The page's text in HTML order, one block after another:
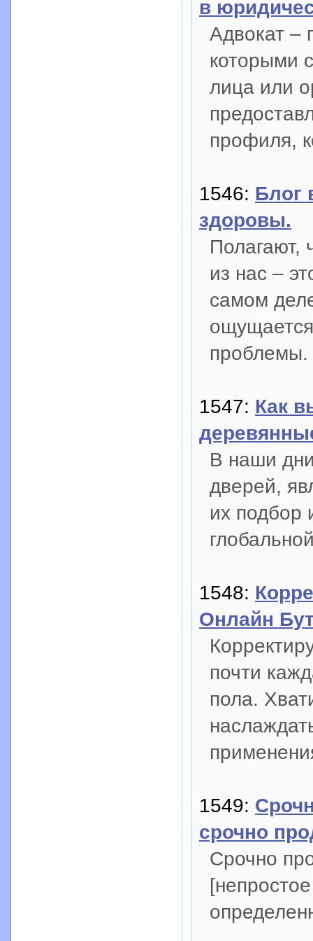
в
Адвокат –
которыми
лица или
профиля,
1546: Блог
здоровы.
Полагают,
из нас –
самом
проблемы.
1547: Как
В наши
дверей,
их подбор
1548:
Онлайн
почти
пола.
1549:
срочно
Срочно